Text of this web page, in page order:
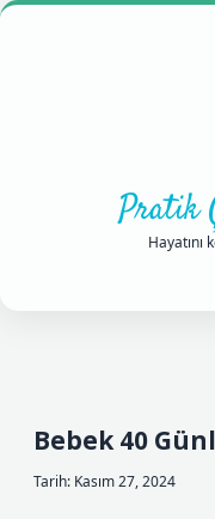
Pratik
Hayatını
Bebek 40
Tarih: Kasım 27, 2024